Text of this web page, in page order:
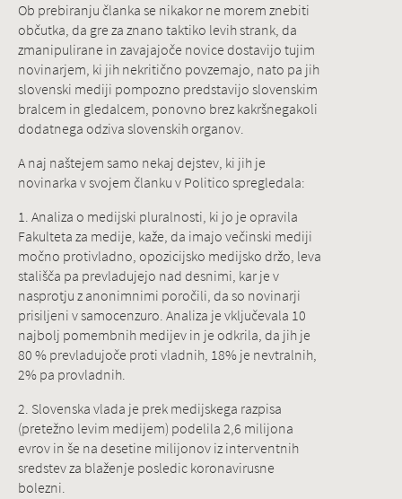
Ob prebiranju članka se nikakor ne morem znebiti
občutka, da gre za znano taktiko levih strank, da
zmanipulirane in zavajajoče novice dostavijo tujim
novinarjem, ki jih nekritično povzemajo, nato pa jih
slovenski mediji pompozno predstavijo slovenskim
bralcem in gledalcem, ponovno brez kakršnegakoli
dodatnega odziva slovenskih organov.
A naj naštejem samo nekaj dejstev, ki jih je
novinarka v svojem članku v Politico spregledala:
1. Analiza o medijski pluralnosti, ki jo je opravila
Fakulteta za medije, kaže, da imajo večinski mediji
močno protivladno, opozicijsko medijsko držo, leva
stališča pa prevladujejo nad desnimi, kar je v
nasprotju z anonimnimi poročili, da so novinarji
prisiljeni v samocenzuro. Analiza je vključevala 10
najbolj pomembnih medijev in je odkrila, da jih je
80 % prevladujoče proti vladnih, 18% je nevtralnih,
2% pa provladnih.
2. Slovenska vlada je prek medijskega razpisa
(pretežno levim medijem) podelila 2,6 milijona
evrov in še na desetine milijonov iz interventnih
sredstev za blaženje posledic koronavirusne
bolezni.